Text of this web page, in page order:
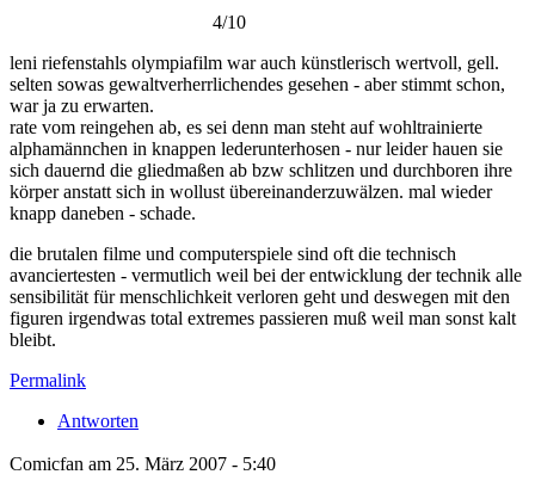
4/10
leni riefenstahls olympiafilm war auch künstlerisch wertvoll, gell.
selten sowas gewaltverherrlichendes gesehen - aber stimmt schon,
war ja zu erwarten.
rate vom reingehen ab, es sei denn man steht auf wohltrainierte
alphamännchen in knappen lederunterhosen - nur leider hauen sie
sich dauernd die gliedmaßen ab bzw schlitzen und durchboren ihre
körper anstatt sich in wollust übereinanderzuwälzen. mal wieder
knapp daneben - schade.
die brutalen filme und computerspiele sind oft die technisch
avanciertesten - vermutlich weil bei der entwicklung der technik alle
sensibilität für menschlichkeit verloren geht und deswegen mit den
figuren irgendwas total extremes passieren muß weil man sonst kalt
bleibt.
Permalink
Antworten
Comicfan am 25. März 2007 - 5:40